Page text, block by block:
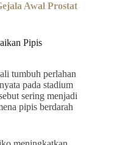
Awal Prostat
Pipis
tumbuh perlahan
pada stadium
sering menjadi
pipis berdarah